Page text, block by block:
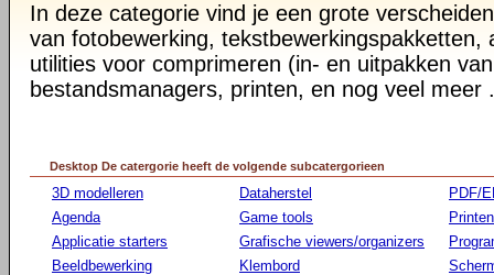
In deze categorie vind je een grote
van fotobewerking, tekstbewerkingspakketten,
utilities voor comprimeren (in- en uitpakken
bestandsmanagers, printen, en nog veel meer
Desktop De catergorie heeft de volgende subcatergorieen
3D modelleren
Agenda
Applicatie starters
Beeldbewerking
Dataherstel
Game tools
Grafische viewers/organizers
Klembord
PDF/
Printen